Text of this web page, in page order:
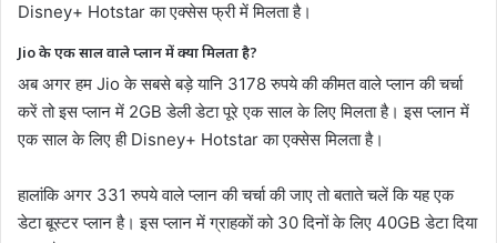
Disney+ Hotstar का एक्सेस फ्री में मिलता है।
Jio के एक साल वाले प्लान में क्या मिलता है?
अब अगर हम Jio के सबसे बड़े यानि 3178 रुपये की कीमत वाले प्लान की चर्चा
करें तो इस प्लान में 2GB डेली डेटा पूरे एक साल के लिए मिलता है। इस प्लान में
एक साल के लिए ही Disney+ Hotstar का एक्सेस मिलता है।
हालांकि अगर 331 रुपये वाले प्लान की चर्चा की जाए तो बताते चलें कि यह एक
डेटा बूस्टर प्लान है। इस प्लान में ग्राहकों को 30 दिनों के लिए 40GB डेटा दिया